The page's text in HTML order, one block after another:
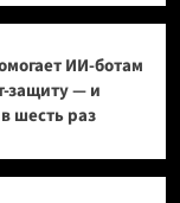
ИИ-ботам
защиту — и
шесть раз